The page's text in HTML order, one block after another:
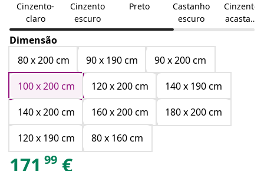
Cinzento-
claro
Cinzento
escuro
Preto
Castanho
escuro
Cinzento-
acastanh
ado
Dimensão
80 x 200 cm
90 x 190 cm
90 x 200 cm
100 x 200 cm
120 x 200 cm
140 x 190 cm
140 x 200 cm
160 x 200 cm
180 x 200 cm
120 x 190 cm
80 x 160 cm
171 99 €